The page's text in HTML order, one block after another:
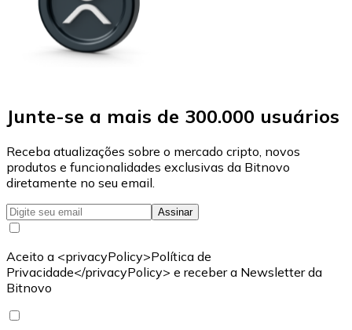
Junte-se a mais de 300.000 usuários
Receba atualizações sobre o mercado cripto, novos
produtos e funcionalidades exclusivas da Bitnovo
diretamente no seu email.
Assinar
Aceito a <privacyPolicy>Política de
Privacidade</privacyPolicy> e receber a Newsletter da
Bitnovo